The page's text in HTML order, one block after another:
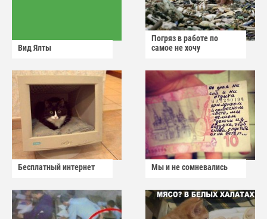
Вид Ялты
Погряз в работе по
самое не хочу
Бесплатный интернет Мы и не сомневались